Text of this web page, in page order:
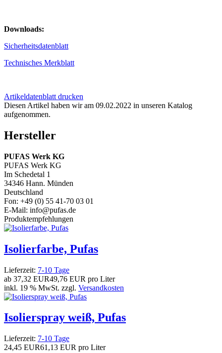
Downloads:
Sicherheitsdatenblatt
Technisches Merkblatt
Artikeldatenblatt drucken
Diesen Artikel haben wir am 09.02.2022 in unseren Katalog
aufgenommen.
Hersteller
PUFAS Werk KG
PUFAS Werk KG
Im Schedetal 1
34346 Hann. Münden
Deutschland
Fon: +49 (0) 55 41-70 03 01
E-Mail: info@pufas.de
Produktempfehlungen
Isolierfarbe, Pufas
Lieferzeit: 7-10 Tage
ab 37,32 EUR49,76 EUR pro Liter
inkl. 19 % MwSt. zzgl. Versandkosten
Isolierspray weiß, Pufas
Lieferzeit: 7-10 Tage
24,45 EUR61,13 EUR pro Liter